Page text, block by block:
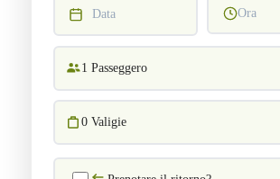
Data Ora
1 Passeggero
0 Valigie